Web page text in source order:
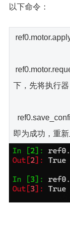
以下命令：
下，先将执行
即为成功，重新